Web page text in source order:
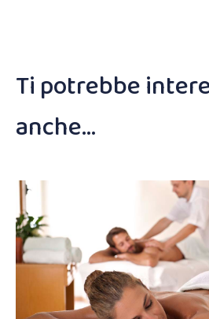
Ti potrebbe
anche…